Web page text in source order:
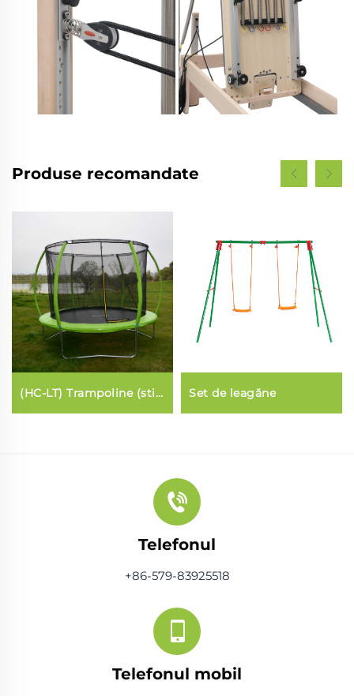
Produse recomandate
(HC-LT) Trampoline (stil
lantarnă fibraglas)
Set de leagăne
Telefonul
+86-579-83925518
Telefonul mobil